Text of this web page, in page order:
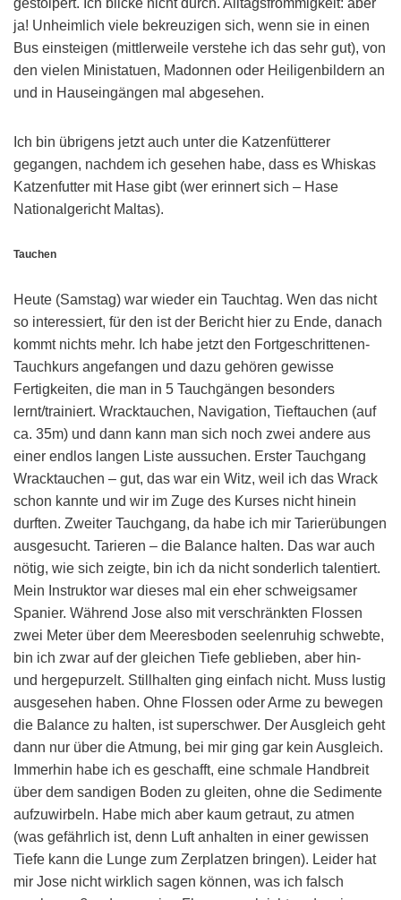
gestolpert. Ich blicke nicht durch. Alltagsfrömmigkeit: aber
ja! Unheimlich viele bekreuzigen sich, wenn sie in einen
Bus einsteigen (mittlerweile verstehe ich das sehr gut), von
den vielen Ministatuen, Madonnen oder Heiligenbildern an
und in Hauseingängen mal abgesehen.
Ich bin übrigens jetzt auch unter die Katzenfütterer
gegangen, nachdem ich gesehen habe, dass es Whiskas
Katzenfutter mit Hase gibt (wer erinnert sich – Hase
Nationalgericht Maltas).
Tauchen
Heute (Samstag) war wieder ein Tauchtag. Wen das nicht
so interessiert, für den ist der Bericht hier zu Ende, danach
kommt nichts mehr. Ich habe jetzt den Fortgeschrittenen-
Tauchkurs angefangen und dazu gehören gewisse
Fertigkeiten, die man in 5 Tauchgängen besonders
lernt/trainiert. Wracktauchen, Navigation, Tieftauchen (auf
ca. 35m) und dann kann man sich noch zwei andere aus
einer endlos langen Liste aussuchen. Erster Tauchgang
Wracktauchen – gut, das war ein Witz, weil ich das Wrack
schon kannte und wir im Zuge des Kurses nicht hinein
durften. Zweiter Tauchgang, da habe ich mir Tarierübungen
ausgesucht. Tarieren – die Balance halten. Das war auch
nötig, wie sich zeigte, bin ich da nicht sonderlich talentiert.
Mein Instruktor war dieses mal ein eher schweigsamer
Spanier. Während Jose also mit verschränkten Flossen
zwei Meter über dem Meeresboden seelenruhig schwebte,
bin ich zwar auf der gleichen Tiefe geblieben, aber hin-
und hergepurzelt. Stillhalten ging einfach nicht. Muss lustig
ausgesehen haben. Ohne Flossen oder Arme zu bewegen
die Balance zu halten, ist superschwer. Der Ausgleich geht
dann nur über die Atmung, bei mir ging gar kein Ausgleich.
Immerhin habe ich es geschafft, eine schmale Handbreit
über dem sandigen Boden zu gleiten, ohne die Sedimente
aufzuwirbeln. Habe mich aber kaum getraut, zu atmen
(was gefährlich ist, denn Luft anhalten in einer gewissen
Tiefe kann die Lunge zum Zerplatzen bringen). Leider hat
mir Jose nicht wirklich sagen können, was ich falsch